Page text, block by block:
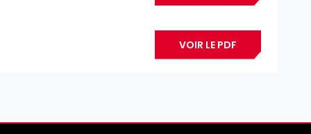
VOIR LE PDF